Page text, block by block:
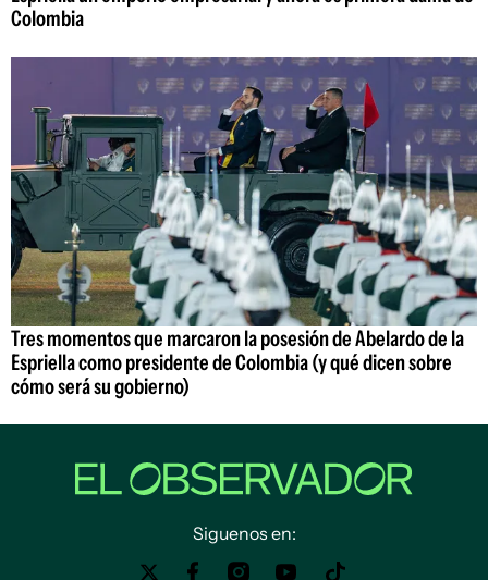
Colombia
Tres momentos que marcaron la posesión de Abelardo de la
Espriella como presidente de Colombia (y qué dicen sobre
cómo será su gobierno)
Siguenos en: